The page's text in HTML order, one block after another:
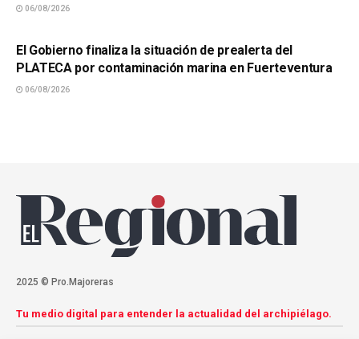
06/08/2026
El Gobierno finaliza la situación de prealerta del
PLATECA por contaminación marina en Fuerteventura
06/08/2026
2025 © Pro.Majoreras
Tu medio digital para entender la actualidad del archipiélago.